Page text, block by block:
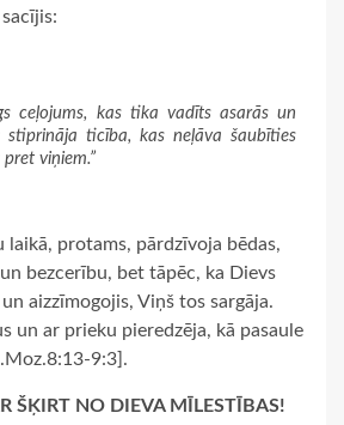
ceļojums, kas tika vadīts asarās un
stiprināja ticība, kas neļāva šaubīties
viņiem.”
laikā, protams, pārdzīvoja bēdas,
bezcerību, bet tāpēc, ka Dievs
aizzīmogojis, Viņš tos sargāja.
un ar prieku pieredzēja, kā pasaule
9:3].
ŠĶIRT NO DIEVA MĪLESTĪBAS!